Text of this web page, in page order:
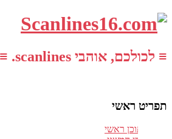
≡ לכולכם, אוהבי scanlines. ≡ ≡ ≡ ≡
תפריט ראשי
עבור לתוכן ראשי